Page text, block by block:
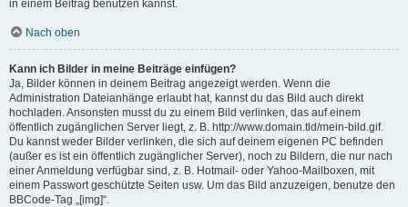
in einem Beitrag benutzen kannst.
Nach oben
Kann ich Bilder in meine Beiträge einfügen?
Ja, Bilder können in deinem Beitrag angezeigt werden. Wenn die
Administration Dateianhänge erlaubt hat, kannst du das Bild auch direkt
hochladen. Ansonsten musst du zu einem Bild verlinken, das auf einem
öffentlich zugänglichen Server liegt, z. B. http://www.domain.tld/mein-bild.gif.
Du kannst weder Bilder verlinken, die sich auf deinem eigenen PC befinden
(außer es ist ein öffentlich zugänglicher Server), noch zu Bildern, die nur nach
einer Anmeldung verfügbar sind, z. B. Hotmail- oder Yahoo-Mailboxen, mit
einem Passwort geschützte Seiten usw. Um das Bild anzuzeigen, benutze den
BBCode-Tag „[img]“.